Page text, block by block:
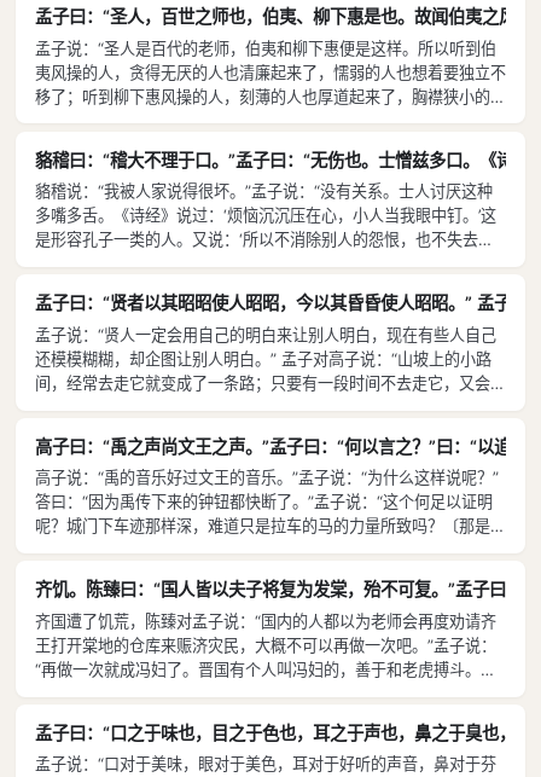
孟子曰：“圣人，百世之师也，伯夷、柳下惠是也。故闻伯夷之风
孟子说：“圣人是百代的老师，伯夷和柳下惠便是这样。所以听到伯
夷风操的人，贪得无厌的人也清廉起来了，懦弱的人也想着要独立不
移了；听到柳下惠风操的人，刻薄的人也厚道起来了，胸襟狭小的人
也宽大起来了。他们在百代以前发奋有为，而百代之后，听到的人没
此，〕何况是亲自接受熏陶的人呢？” 孟子说：“‘仁’的意思就
是‘人’，‘人’和‘仁’合起来说，就是‘道’。”孟子说：“孔子离开鲁国，
说：‘我们慢慢走吧，这是离开祖国的态度。’离开齐国，便不等把米
淘完沥干就走——这是离开别国的态度。” 孟子说：“孔子被困在陈
国、蔡国之间，是由于与两国君臣没有交往的缘故。”
貉稽曰：“稽大不理于口。”孟子曰：“无伤也。士憎兹多口。《诗》
貉稽说：“我被人家说得很坏。”孟子说：“没有关系。士人讨厌这种
多嘴多舌。《诗经》说过：‘烦恼沉沉压在心，小人当我眼中钉。’这
是形容孔子一类的人。又说：‘所以不消除别人的怨恨，也不失去自
己的名声。’这是说的文王。”
孟子曰：“贤者以其昭昭使人昭昭，今以其昏昏使人昭昭。” 孟子
孟子说：“贤人一定会用自己的明白来让别人明白，现在有些人自己
还模模糊糊，却企图让别人明白。” 孟子对高子说：“山坡上的小路
间，经常去走它就变成了一条路；只要有一段时间不去走它，又会被
茅草堵塞了。现在茅草也把你的心给堵塞了。”
高子曰：“禹之声尚文王之声。”孟子曰：“何以言之？”曰：“以追蠡
高子说：“禹的音乐好过文王的音乐。”孟子说：“为什么这样说呢？”
答曰：“因为禹传下来的钟钮都快断了。”孟子说：“这个何足以证明
呢？城门下车迹那样深，难道只是拉车的马的力量所致吗？〔那是由
于日子长久车马经过多的缘故。禹的钟钮要断了，也是由于日子长久
了的缘故哇。〕”
齐饥。陈臻曰：“国人皆以夫子将复为发棠，殆不可复。”孟子曰：
齐国遭了饥荒，陈臻对孟子说：“国内的人都以为老师会再度劝请齐
王打开棠地的仓库来赈济灾民，大概不可以再做一次吧。”孟子说：
“再做一次就成冯妇了。晋国有个人叫冯妇的，善于和老虎搏斗。后
来变好了，〔不再打虎了，〕士人都以他为榜样。有次野地里有许多
妇了，便快步向前去迎接。冯妇也就捋起袖子，伸出胳膊，走下车
来。大家都喜欢他，可是作为士的那些人却在讥笑他。”
孟子曰：“口之于味也，目之于色也，耳之于声也，鼻之于臭也，
孟子说：“口对于美味，眼对于美色，耳对于好听的声音，鼻对于芬